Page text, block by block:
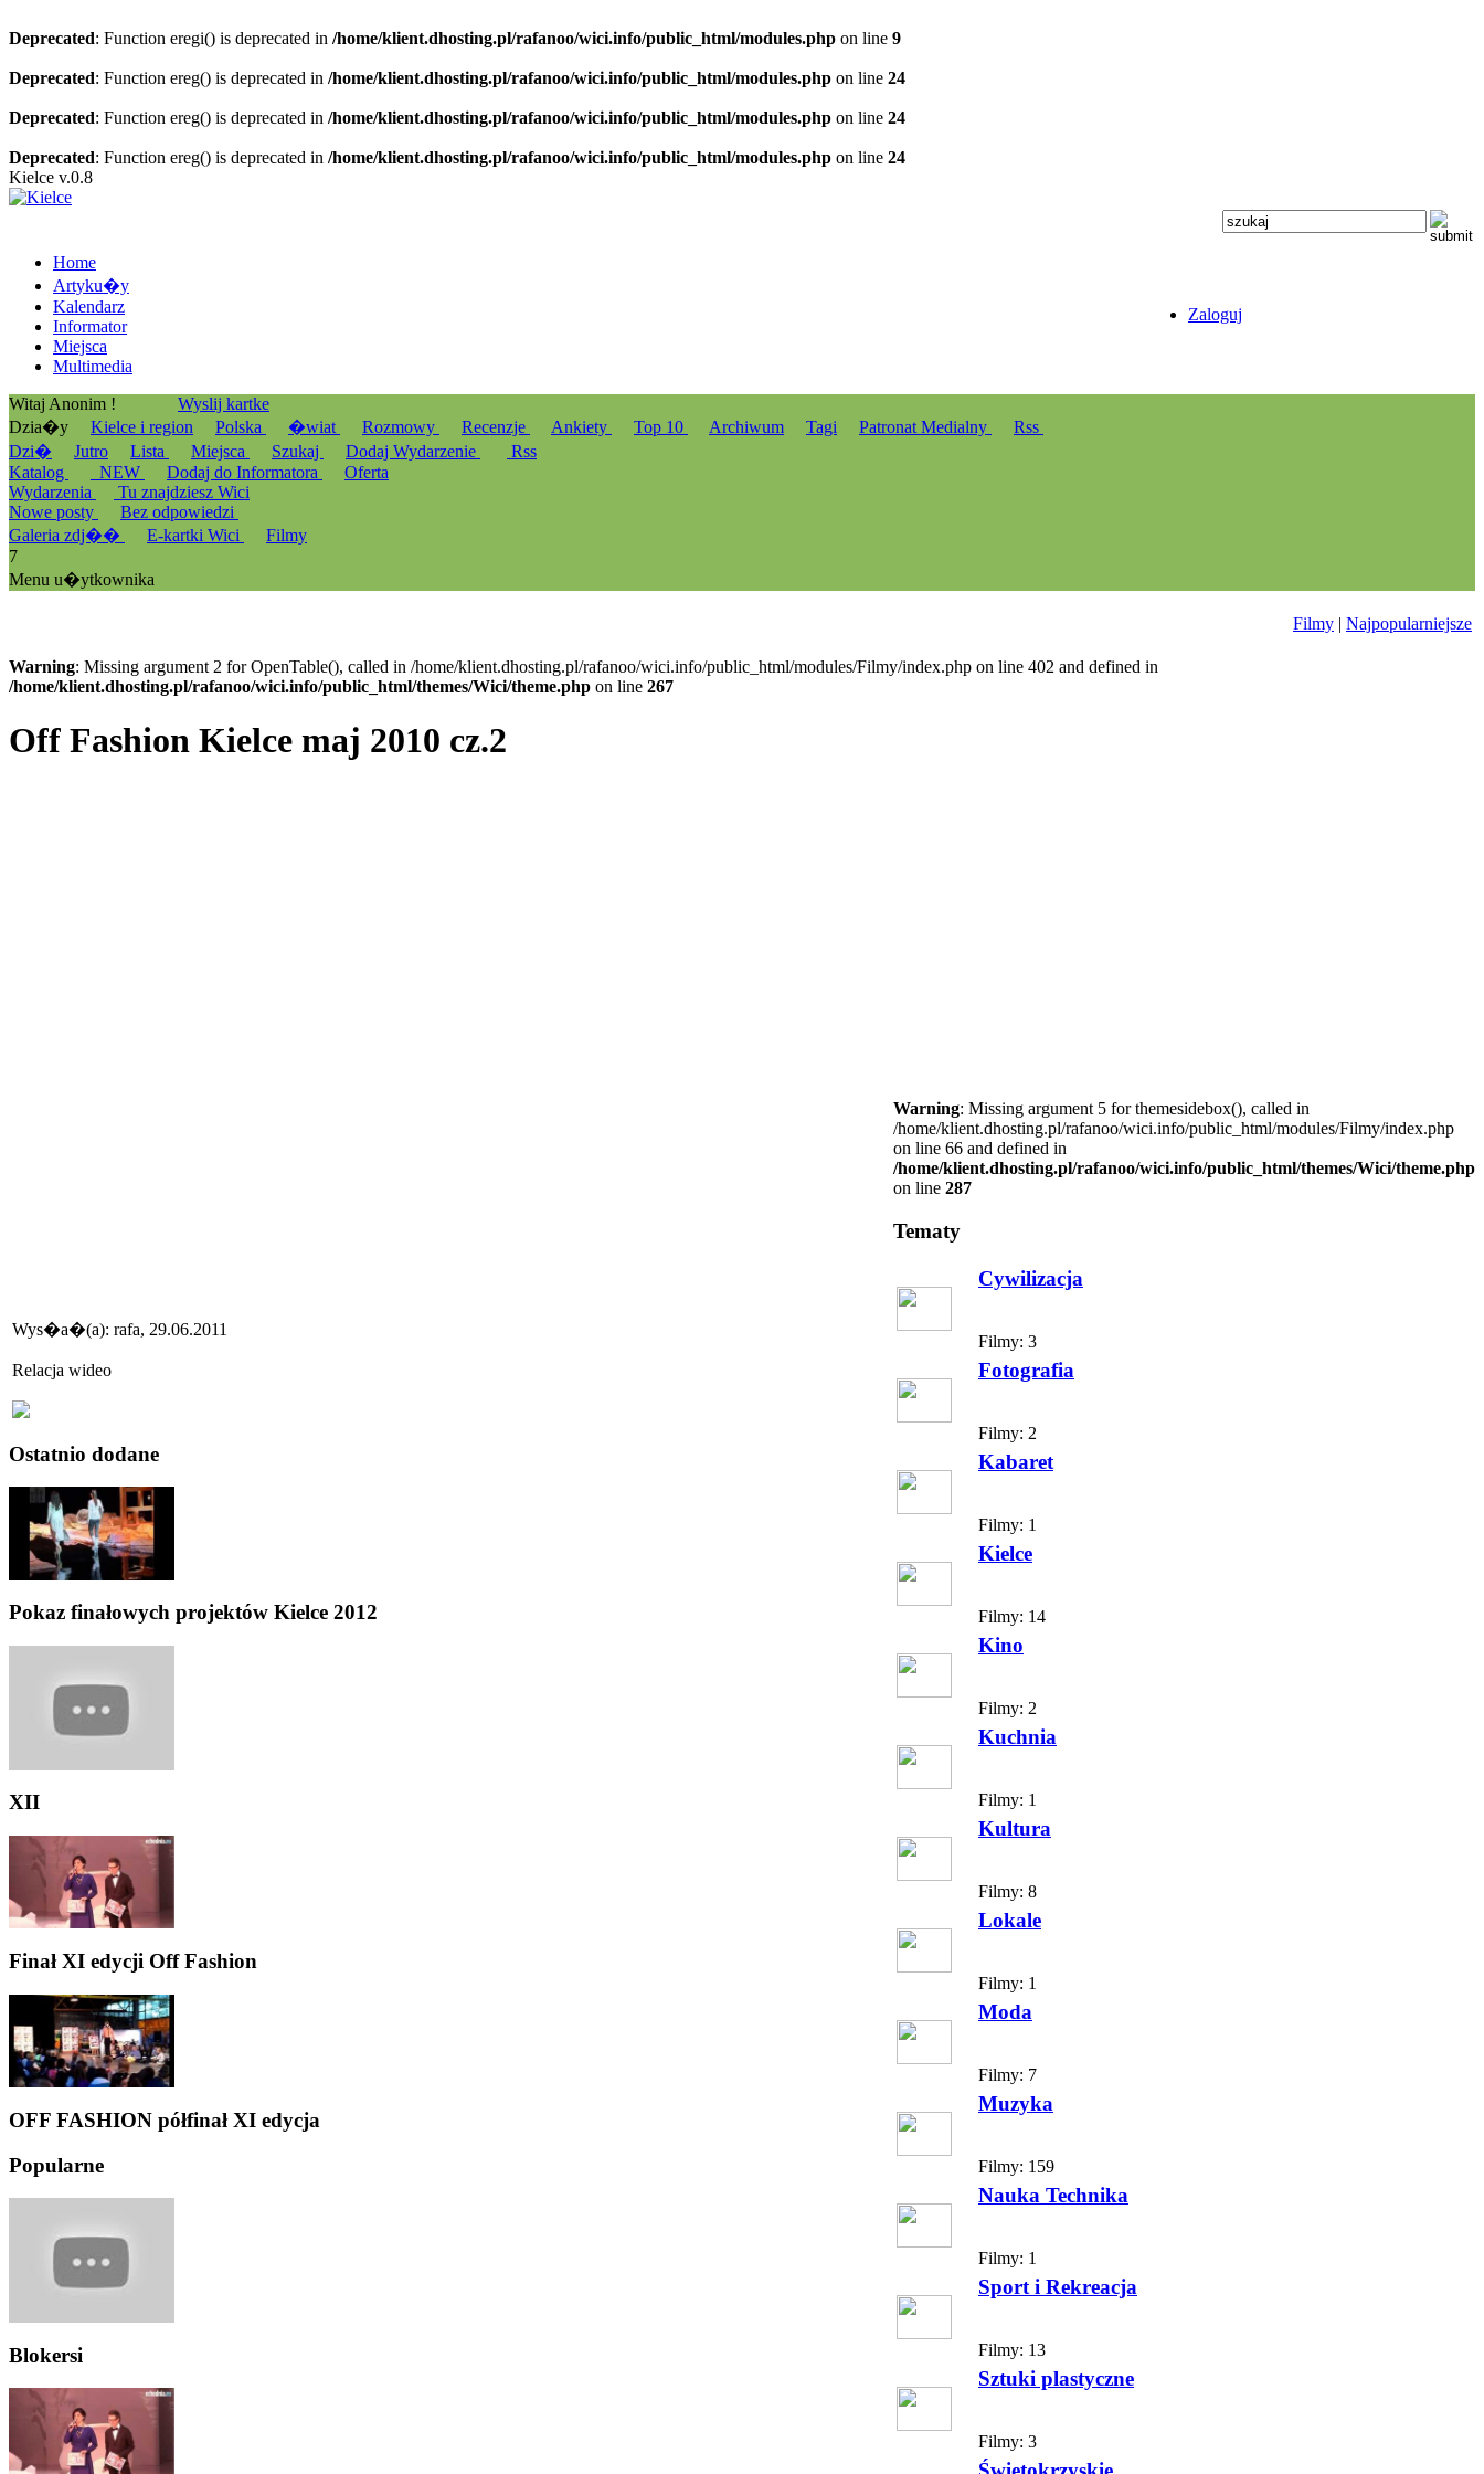
Deprecated: Function eregi() is deprecated in /home/klient.dhosting.pl/rafanoo/wici.info/public_html/modules.php on line 9
Deprecated: Function ereg() is deprecated in /home/klient.dhosting.pl/rafanoo/wici.info/public_html/modules.php on line 24
Deprecated: Function ereg() is deprecated in /home/klient.dhosting.pl/rafanoo/wici.info/public_html/modules.php on line 24
Deprecated: Function ereg() is deprecated in /home/klient.dhosting.pl/rafanoo/wici.info/public_html/modules.php on line 24
Kielce v.0.8
Home
Artyku�y
Kalendarz
Informator
Miejsca
Multimedia
Zaloguj
Witaj Anonim !
Wyslij kartke
Dzia�y
Kielce i region Polska �wiat Rozmowy Recenzje Ankiety Top 10 Archiwum Tagi Patronat Medialny
Rss
Dzi�
Jutro Lista Miejsca Szukaj Dodaj Wydarzenie
Rss
Katalog
_NEW Dodaj do Informatora
Oferta
Wydarzenia
Tu znajdziesz Wici
Nowe posty
Bez odpowiedzi
Galeria zdj��
E-kartki Wici
Filmy
7
Menu u�ytkownika
Filmy | Najpopularniejsze
Warning: Missing argument 2 for OpenTable(), called in /home/klient.dhosting.pl/rafanoo/wici.info/public_html/modules/Filmy/index.php on line 402 and defined in
/home/klient.dhosting.pl/rafanoo/wici.info/public_html/themes/Wici/theme.php on line 267
Off Fashion Kielce maj 2010 cz.2
Wys�a�(a): rafa, 29.06.2011
Relacja wideo
Ostatnio dodane
Pokaz finałowych projektów Kielce 2012
XII
Finał XI edycji Off Fashion
OFF FASHION półfinał XI edycja
Popularne
Blokersi
Warning: Missing argument 5 for themesidebox(), called in
/home/klient.dhosting.pl/rafanoo/wici.info/public_html/modules/Filmy/index.php
on line 66 and defined in
/home/klient.dhosting.pl/rafanoo/wici.info/public_html/themes/Wici/theme.php
on line 287
Tematy
Cywilizacja
Filmy: 3
Fotografia
Filmy: 2
Kabaret
Filmy: 1
Kielce
Filmy: 14
Kino
Filmy: 2
Kuchnia
Filmy: 1
Kultura
Filmy: 8
Lokale
Filmy: 1
Moda
Filmy: 7
Muzyka
Filmy: 159
Nauka Technika
Filmy: 1
Sport i Rekreacja
Filmy: 13
Sztuki plastyczne
Filmy: 3